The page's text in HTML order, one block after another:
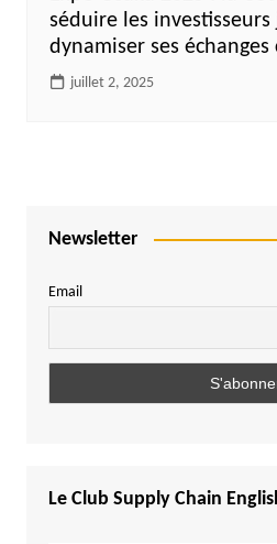
séduire les
dynamiser ses
juillet 2, 2025
Newsletter
Email
Le Club Supply Chain